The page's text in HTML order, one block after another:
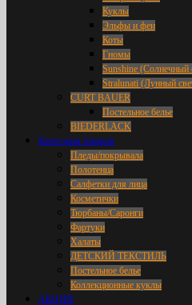
Куклы
Эльфы и феи
Коты
Гномы
Sunshine (Солнечный
Stralunati (Лунный
CURT BAUER
Постельное белье
BIEDERLACK
Категории товаров
Пледы/покрывала
Полотенца
Салфетки для лица
Косметички
Тюрбаны/Саронги
Фартуки
Халаты
ДЕТСКИЙ ТЕКСТИЛЬ
Постельное белье
Коллекционные куклы
АКЦИИ